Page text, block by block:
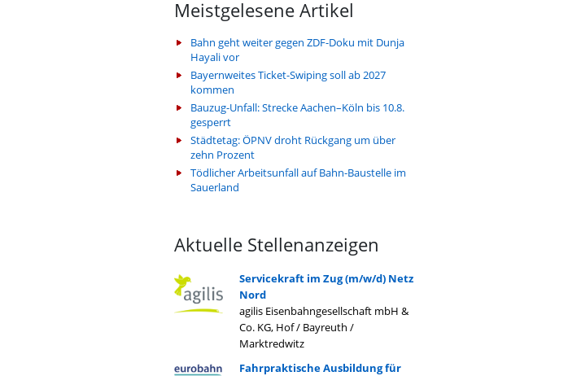
Meistgelesene Artikel
Bahn geht weiter gegen ZDF-Doku mit Dunja
Hayali vor
Bayernweites Ticket-Swiping soll ab 2027
kommen
Bauzug-Unfall: Strecke Aachen–Köln bis 10.8.
gesperrt
Städtetag: ÖPNV droht Rückgang um über
zehn Prozent
Tödlicher Arbeitsunfall auf Bahn-Baustelle im
Sauerland
Aktuelle Stellenanzeigen
Servicekraft im Zug (m/w/d) Netz
Nord
agilis Eisenbahngesellschaft mbH &
Co. KG, Hof / Bayreuth /
Marktredwitz
Fahrpraktische Ausbildung für